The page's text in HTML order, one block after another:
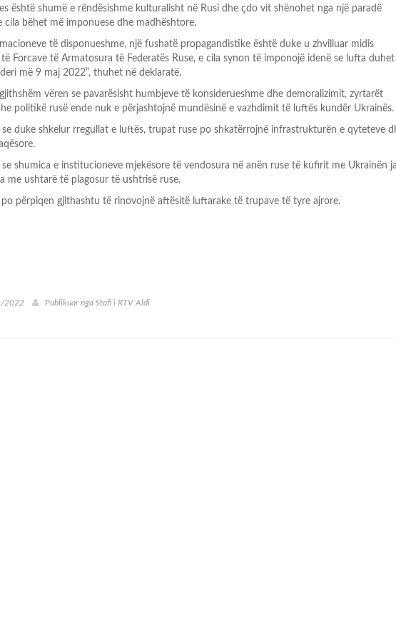
është shumë e rëndësishme kulturalisht në Rusi dhe çdo vit shënohet nga një paradë
cila bëhet më imponuese dhe madhështore.
të disponueshme, një fushatë propagandistike është duke u zhvilluar midis
të Forcave të Armatosura të Federatës Ruse, e cila synon të imponojë idenë se lufta
më 9 maj 2022”, thuhet në deklaratë.
vëren se pavarësisht humbjeve të konsiderueshme dhe demoralizimit, zyrtarët
politikë rusë ende nuk e përjashtojnë mundësinë e vazhdimit të luftës kundër Ukrainës.
duke shkelur rregullat e luftës, trupat ruse po shkatërrojnë infrastrukturën e qyteteve
shumica e institucioneve mjekësore të vendosura në anën ruse të kufirit me Ukrainën
me ushtarë të plagosur të ushtrisë ruse.
po përpiqen gjithashtu të rinovojnë aftësitë luftarake të trupave të tyre ajrore.
2022 Publikuar nga Stafi i RTV Aldi